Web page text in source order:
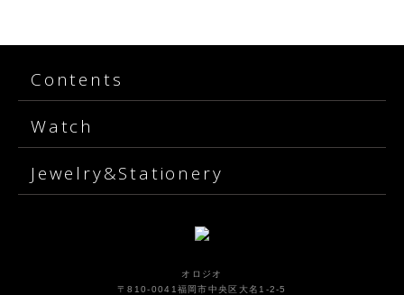
Contents
Watch
Jewelry&Stationery
オロジオ
〒810-0041福岡市中央区大名1-2-5